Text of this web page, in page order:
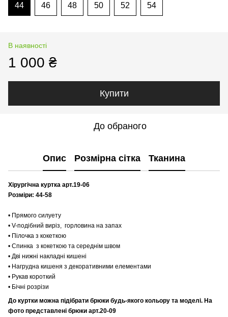
44 46 48 50 52 54
В наявності
1 000 ₴
Купити
До обраного
Опис Розмірна сітка Тканина
Хірургічна куртка арт.19-06
Розміри: 44-58
• Прямого силуету
• V-подібний виріз, горловина на запах
• Пілочка з кокеткою
• Спинка з кокеткою та середнім швом
• Дві нижні накладні кишені
• Нагрудна кишеня з декоративними елементами
• Рукав короткий
• Бічні розрізи
До куртки можна підібрати брюки будь-якого кольору та моделі. На
фото представлені брюки арт.20-09